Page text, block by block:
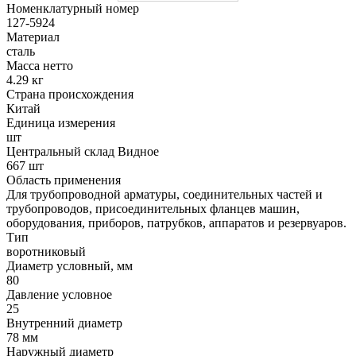
Номенклатурный номер
127-5924
Материал
сталь
Масса нетто
4.29 кг
Страна происхождения
Китай
Единица измерения
шт
Центральный склад Видное
667 шт
Область применения
Для трубопроводной арматуры, соединительных частей и
трубопроводов, присоединительных фланцев машин,
оборудования, приборов, патрубков, аппаратов и резервуаров.
Тип
воротниковый
Диаметр условный, мм
80
Давление условное
25
Внутренний диаметр
78 мм
Наружный диаметр